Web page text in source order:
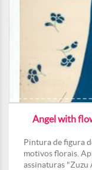
Angel with
Pintura de figura
motivos florais.
assinaturas "Zuzu